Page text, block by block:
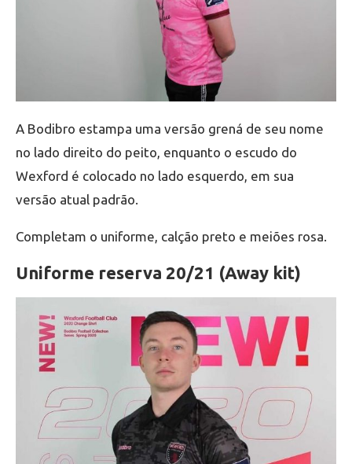
A Bodibro estampa uma versão grená de seu nome
no lado direito do peito, enquanto o escudo do
Wexford é colocado no lado esquerdo, em sua
versão atual padrão.
Completam o uniforme, calção preto e meiões rosa.
Uniforme reserva 20/21 (Away kit)